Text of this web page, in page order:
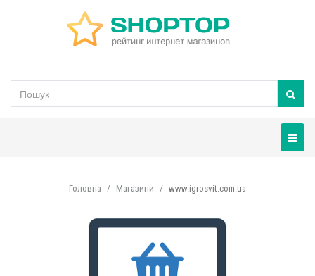
Головна Магазини www.igrosvit.com.ua